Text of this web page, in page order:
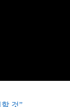
것”